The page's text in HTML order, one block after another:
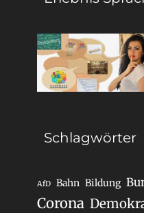
Schlagwörter
AfD Bahn Bildung
Corona